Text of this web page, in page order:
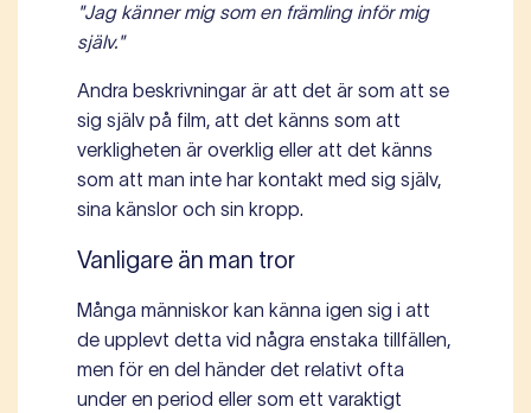
"Jag känner mig som en främling inför mig
själv."
Andra beskrivningar är att det är som att se
sig själv på film, att det känns som att
verkligheten är overklig eller att det känns
som att man inte har kontakt med sig själv,
sina känslor och sin kropp.
Vanligare än man tror
Många människor kan känna igen sig i att
de upplevt detta vid några enstaka tillfällen,
men för en del händer det relativt ofta
under en period eller som ett varaktigt